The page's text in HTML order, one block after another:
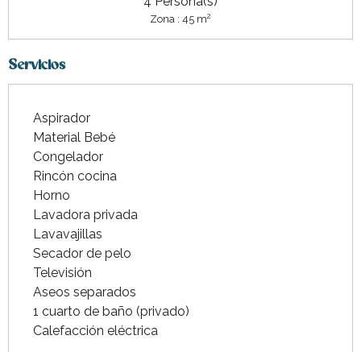
Zona : 45 m2
Servicios
Aspirador
Material Bebé
Congelador
Rincón cocina
Horno
Lavadora privada
Lavavajillas
Secador de pelo
Televisión
Aseos separados
1 cuarto de baño (privado)
Calefacción eléctrica